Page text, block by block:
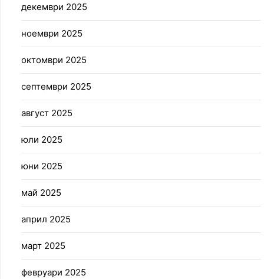
декември 2025
ноември 2025
октомври 2025
септември 2025
август 2025
юли 2025
юни 2025
май 2025
април 2025
март 2025
февруари 2025